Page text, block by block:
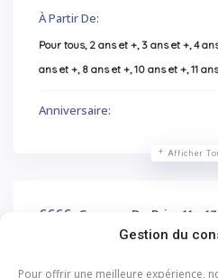
Gestion du
Pour offrir une meilleure expérience,
À Partir De:
Pour tous, 2 ans et +, 3 ans et +, 4
ans et +, 8 ans et +, 10 ans et +, 11
Anniversaire:
Afficher
€€€€ Gamme De Prix 11 - 13